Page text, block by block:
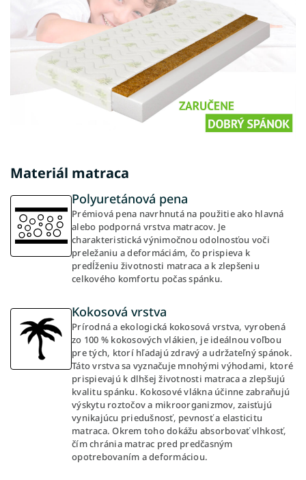
Materiál matraca
Polyuretánová pena
Prémiová pena navrhnutá na použitie ako hlavná
alebo podporná vrstva matracov. Je
charakteristická výnimočnou odolnosťou voči
preležaniu a deformáciám, čo prispieva k
predĺženiu životnosti matraca a k zlepšeniu
celkového komfortu počas spánku.
Kokosová vrstva
Prírodná a ekologická kokosová vrstva, vyrobená
zo 100 % kokosových vlákien, je ideálnou voľbou
pre tých, ktorí hľadajú zdravý a udržateľný spánok.
Táto vrstva sa vyznačuje mnohými výhodami, ktoré
prispievajú k dlhšej životnosti matraca a zlepšujú
kvalitu spánku. Kokosové vlákna účinne zabraňujú
výskytu roztočov a mikroorganizmov, zaisťujú
vynikajúcu priedušnosť, pevnosť a elasticitu
matraca. Okrem toho dokážu absorbovať vlhkosť,
čím chránia matrac pred predčasným
opotrebovaním a deformáciou.